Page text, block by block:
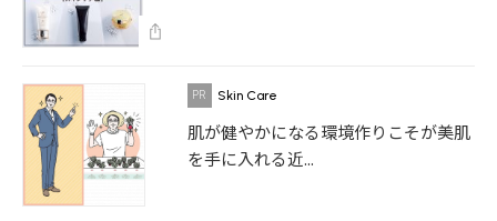
Skin Care
肌が健やかになる環境作りこそが美肌
を手に入れる近...